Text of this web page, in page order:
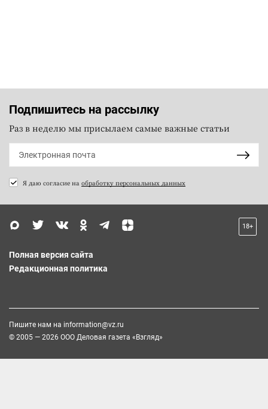
Подпишитесь на рассылку
Раз в неделю мы присылаем самые важные статьи
Я даю согласие на обработку персональных данных
18+
Полная версия сайта
Редакционная политика
Пишите нам на information@vz.ru
© 2005 — 2026 ООО Деловая газета «Взгляд»